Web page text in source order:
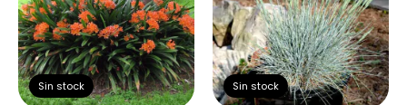
Sin stock Sin stock